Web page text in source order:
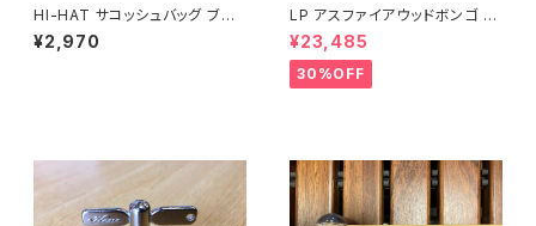
HI-HAT サコッシュバッグ ブラッ
ク
¥2,970
LP アスファイアウッドボンゴ LP
A601-DW (ダークウッド)
¥23,485
30%OFF